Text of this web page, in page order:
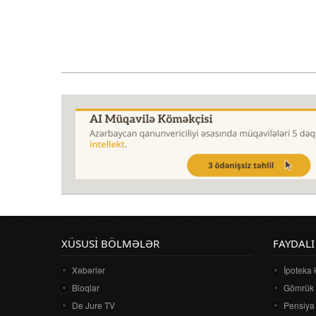
XÜSUSI BÖLMƏLƏR
Xəbərlər
Bloqlar
De Jure TV
FAYDALI
İpoteka